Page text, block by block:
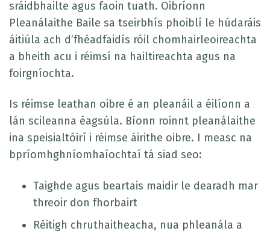
sráidbhailte agus faoin tuath. Oibríonn
Pleanálaithe Baile sa tseirbhís phoiblí le húdaráis
áitiúla ach d’fhéadfaidís róil chomhairleoireachta
a bheith acu i réimsí na hailtireachta agus na
foirgníochta.
Is réimse leathan oibre é an pleanáil a éilíonn a
lán scileanna éagsúla. Bíonn roinnt pleanálaithe
ina speisialtóirí i réimse áirithe oibre. I measc na
bpríomhghníomhaíochtaí tá siad seo:
Taighde agus beartais maidir le dearadh mar
threoir don fhorbairt
Réitigh chruthaitheacha, nua phleanála a